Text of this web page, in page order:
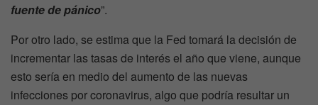
fuente de pánico”.
Por otro lado, se estima que la Fed tomará la decisión de
incrementar las tasas de interés el año que viene, aunque
esto sería en medio del aumento de las nuevas
infecciones por coronavirus, algo que podría resultar un